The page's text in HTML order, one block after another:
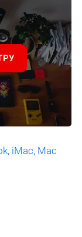
iMac, Mac